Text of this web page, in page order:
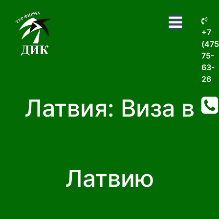
+7
75-
63-
26
Латвия: Виза в
Латвию